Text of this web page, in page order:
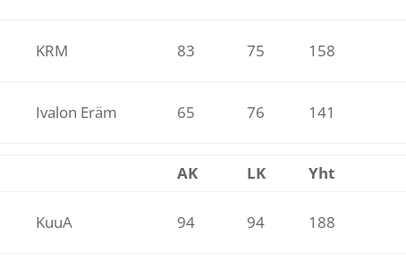
KRM 83 75 158
Ivalon Eräm 65 76 141
AK LK Yht
KuuA 94 94 188